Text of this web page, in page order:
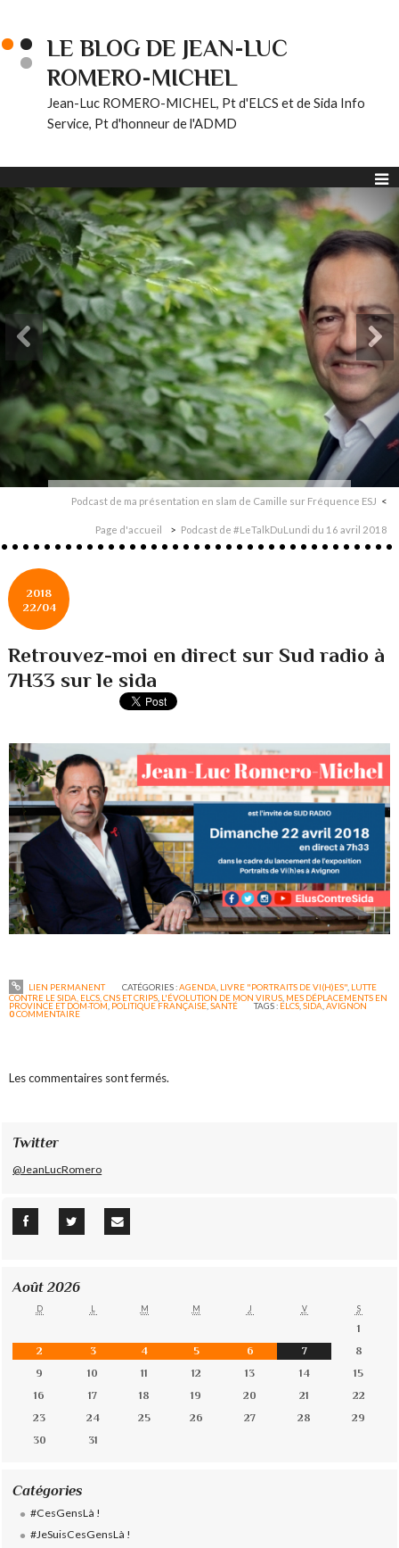
LE BLOG DE JEAN-LUC
ROMERO-MICHEL
Jean-Luc ROMERO-MICHEL, Pt d'ELCS et de Sida Info
Service, Pt d'honneur de l'ADMD
Podcast de ma présentation en slam de Camille sur Fréquence ESJ
Page d'accueil Podcast de #LeTalkDuLundi du 16 avril 2018
2018
22/04
Retrouvez-moi en direct sur Sud radio à
7H33 sur le sida
LIEN PERMANENT CATÉGORIES :AGENDA LIVRE "PORTRAITS DE VI(H)ES", LUTTE
CONTRE LE SIDA, ELCS, CNS ET CRIPS L'ÉVOLUTION DE MON VIRUS MES DÉPLACEMENTS EN
PROVINCE ET DOM-TOM POLITIQUE FRANÇAISE ,SANTÉ TAGS : ELCS ,SIDA ,AVIGNON
0COMMENTAIRE
Les commentaires sont fermés.
Twitter
@JeanLucRomero
Août 2026
D L M M J V S
1
2
3 4 5 6 7
8
9
10 11 12 13 14
15
16
17 18 19 20 21
22
23
24 25 26 27 28
29
30
31
Catégories
#CesGensLà !
#JeSuisCesGensLà !